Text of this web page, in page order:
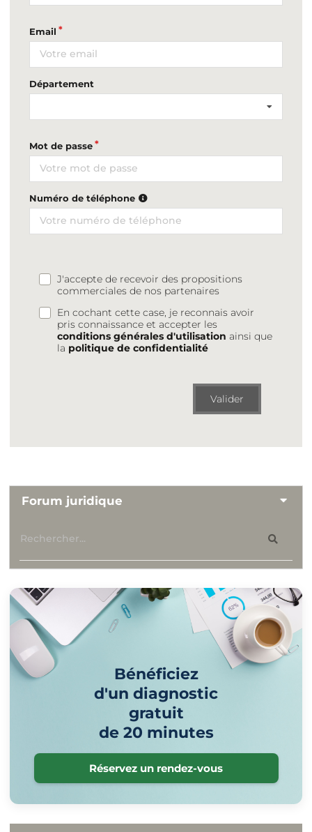
Email
Département
Mot de passe
Numéro de téléphone
J'accepte de recevoir des propositions
commerciales de nos partenaires
En cochant cette case, je reconnais avoir
pris connaissance et accepter les
conditions générales d'utilisation ainsi que
la politique de confidentialité
Valider
Forum juridique
Bénéficiez
d'un diagnostic
gratuit
de 20 minutes
Réservez un rendez-vous